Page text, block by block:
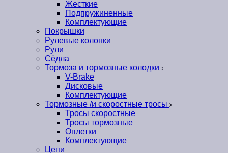
Жесткие
Подпружиненные
Комплектующие
Покрышки
Рулевые колонки
Рули
Сёдла
Тормоза и тормозные колодки
V-Brake
Дисковые
Комплектующие
Тормозные /и скоростные тросы
Тросы скоростные
Тросы тормозные
Оплетки
Комплектующие
Цепи